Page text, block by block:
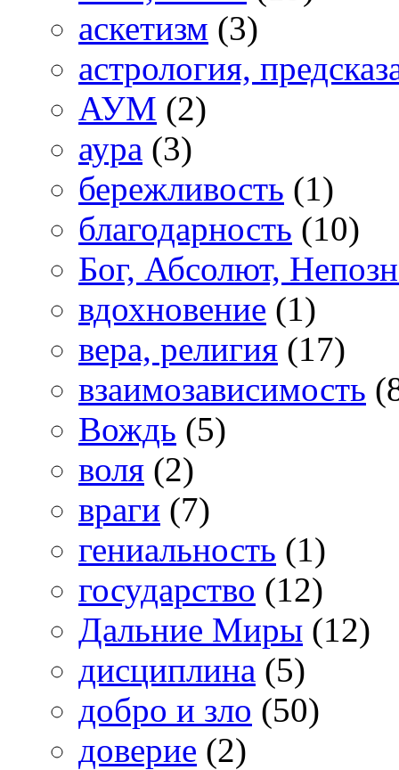
аскетизм (3)
астрология,
АУМ (2)
аура (3)
бережливость (1)
благодарность (10)
Бог, Абсолют,
вдохновение (1)
вера, религия (17)
взаимозависимость
Вождь (5)
воля (2)
враги (7)
гениальность (1)
государство (12)
Дальние Миры (12)
дисциплина (5)
добро и зло (50)
доверие (2)